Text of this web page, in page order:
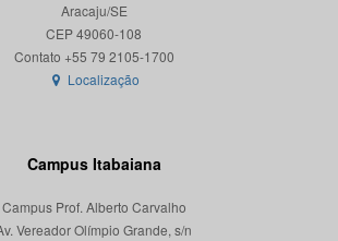
Aracaju/SE
CEP 49060-108
Localização
Campus Itabaiana
Campus Prof. Alberto Carvalho
Vereador Olímpio Grande, s/n